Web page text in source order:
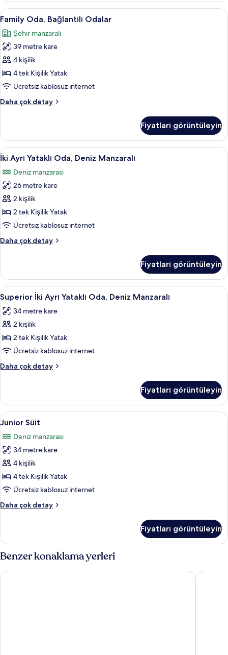
daha
fazla
Family
Oda,
Bağlantılı
Odalar
için
tüm
fotoğrafları
Minibar, odada kasa, masa, ütü/ütü
4
Family Oda, Bağlantılı Odalar
Şehir manzaralı
39 metre kare
4 kişilik
4 tek Kişilik Yatak
Ücretsiz kablosuz internet
Daha çok detay
Family
hakkında
daha
fazla
detay
Fiyatları görüntüleyin
İki
Ayrı
Yataklı
Oda,
Deniz
Manzaralı
için
fotoğrafları
1
İki Ayrı Yataklı Oda, Deniz Manzaralı
Deniz manzarası
26 metre kare
2 kişilik
2 tek Kişilik Yatak
Ücretsiz kablosuz internet
Daha çok detay
İki
Deniz
Manzaralı
hakkında
daha
fazla
detay
Fiyatları görüntüleyin
Superior
İki
Ayrı
Yataklı
Oda,
Deniz
Manzaralı
için
fotoğrafları
görün
1
Superior İki Ayrı Yataklı Oda, Deniz Manzaralı
34 metre kare
2 kişilik
2 tek Kişilik Yatak
Ücretsiz kablosuz internet
Daha çok detay
Superior
Oda,
Deniz
Manzaralı
daha
fazla
detay
Fiyatları görüntüleyin
Junior
Süit
için
tüm
fotoğrafları
görün
1
Junior Süit
Deniz manzarası
34 metre kare
4 kişilik
4 tek Kişilik Yatak
Ücretsiz kablosuz internet
Daha çok detay
Junior
fazla
detay
Fiyatları görüntüleyin
Benzer konaklama yerleri
Sharm Grand Plaza Resort - Families and Couples Only.JAZ